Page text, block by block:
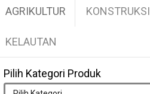
AGRIKULTUR KONSTRUKSI
KELAUTAN
Pilih Kategori Produk